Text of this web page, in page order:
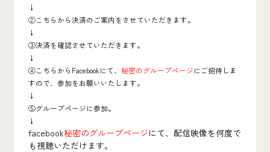
↓
②こちらから決済のご案内をさせていただきます。
↓
③決済を確認させていただきます。
↓
④こちらからFacebookにて、 秘密のグループページにご招待しま
すので、参加をお願いいたします。
↓
⑤グループページに参加。
↓
facebook秘密のグループページにて、配信映像を何度で
も視聴いただけます。